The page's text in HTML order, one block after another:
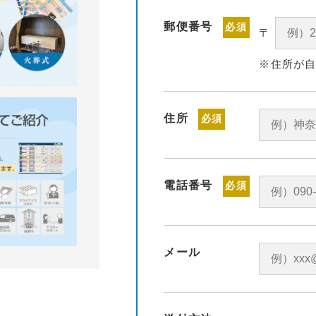
郵便番号 必須 〒
※住所が
住所 必須
電話番号 必須
メール